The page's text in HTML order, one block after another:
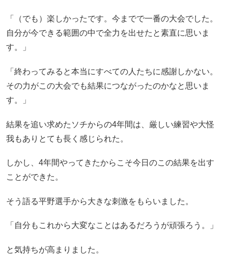
「（でも）楽しかったです。今までで一番の大会でした。
自分が今できる範囲の中で全力を出せたと素直に思いま
す。」
「終わってみると本当にすべての人たちに感謝しかない。
その力がこの大会でも結果につながったのかなと思いま
す。」
結果を追い求めたソチからの4年間は、厳しい練習や大怪
我もありとても長く感じられた。
しかし、4年間やってきたからこそ今日のこの結果を出す
ことができた。
そう語る平野選手から大きな刺激をもらいました。
「自分もこれから大変なことはあるだろうが頑張ろう。」
と気持ちが高まりました。